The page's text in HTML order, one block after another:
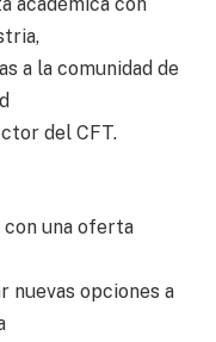
a la comunidad de
del CFT.
una oferta
nuevas opciones a